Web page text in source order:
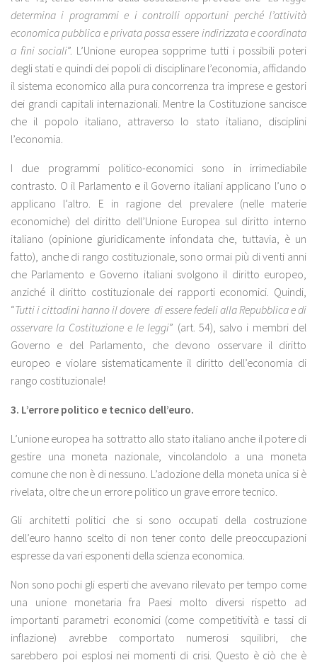
determina i programmi e i controlli opportuni perché l’attività
economica pubblica e privata possa essere indirizzata e coordinata
a fini sociali”. L’Unione europea sopprime tutti i possibili poteri
degli stati e quindi dei popoli di disciplinare l’economia, affidando
il sistema economico alla pura concorrenza tra imprese e gestori
dei grandi capitali internazionali. Mentre la Costituzione sancisce
che il popolo italiano, attraverso lo stato italiano, disciplini
l’economia.
I due programmi politico-economici sono in irrimediabile
contrasto. O il Parlamento e il Governo italiani applicano l’uno o
applicano l’altro. E in ragione del prevalere (nelle materie
economiche) del diritto dell’Unione Europea sul diritto interno
italiano (opinione giuridicamente infondata che, tuttavia, è un
fatto), anche di rango costituzionale, sono ormai più di venti anni
che Parlamento e Governo italiani svolgono il diritto europeo,
anziché il diritto costituzionale dei rapporti economici. Quindi,
“Tutti i cittadini hanno il dovere di essere fedeli alla Repubblica e di
osservare la Costituzione e le leggi” (art. 54), salvo i membri del
Governo e del Parlamento, che devono osservare il diritto
europeo e violare sistematicamente il diritto dell’economia di
rango costituzionale!
3. L’errore politico e tecnico dell’euro.
L’unione europea ha sottratto allo stato italiano anche il potere di
gestire una moneta nazionale, vincolandolo a una moneta
comune che non è di nessuno. L’adozione della moneta unica si è
rivelata, oltre che un errore politico un grave errore tecnico.
Gli architetti politici che si sono occupati della costruzione
dell’euro hanno scelto di non tener conto delle preoccupazioni
espresse da vari esponenti della scienza economica.
Non sono pochi gli esperti che avevano rilevato per tempo come
una unione monetaria fra Paesi molto diversi rispetto ad
importanti parametri economici (come competitività e tassi di
inflazione) avrebbe comportato numerosi squilibri, che
sarebbero poi esplosi nei momenti di crisi. Questo è ciò che è